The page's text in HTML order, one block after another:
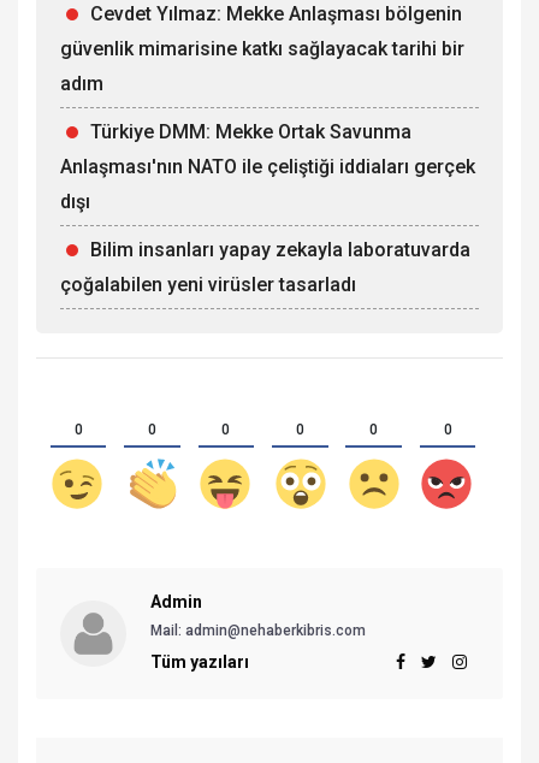
Cevdet Yılmaz: Mekke Anlaşması bölgenin
güvenlik mimarisine katkı sağlayacak tarihi bir
adım
Türkiye DMM: Mekke Ortak Savunma
Anlaşması'nın NATO ile çeliştiği iddiaları gerçek
dışı
Bilim insanları yapay zekayla laboratuvarda
çoğalabilen yeni virüsler tasarladı
0 0 0 0 0 0
Admin
Mail: admin@nehaberkibris.com
Tüm yazıları